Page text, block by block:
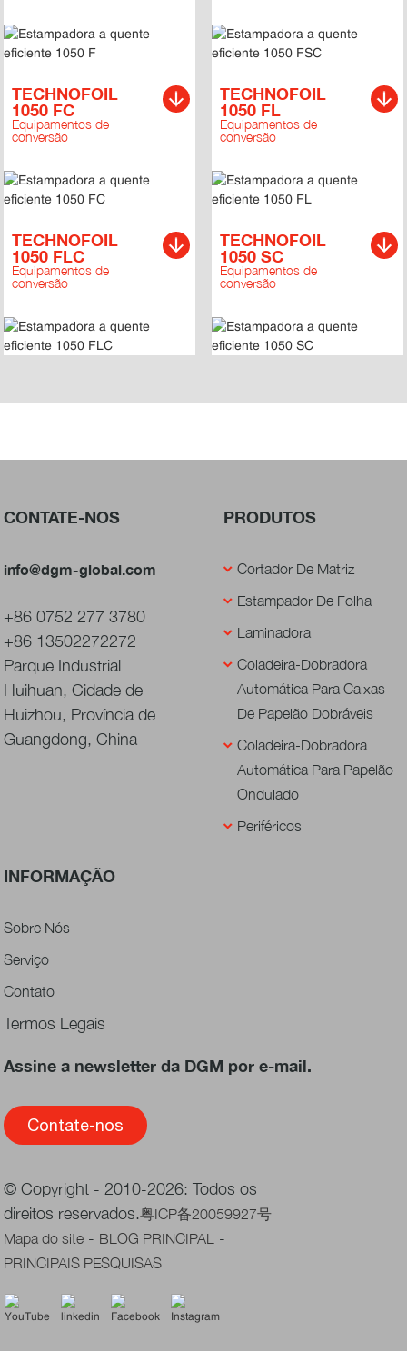
TECHNOFOIL
1050 FC
Equipamentos de
conversão
TECHNOFOIL
1050 FL
Equipamentos de
conversão
TECHNOFOIL
1050 FLC
Equipamentos de
conversão
TECHNOFOIL
1050 SC
Equipamentos de
conversão
CONTATE-NOS
info@dgm-global.com
+86 0752 277 3780
+86 13502272272
Parque Industrial
Huihuan, Cidade de
Huizhou, Província de
Guangdong, China
PRODUTOS
Cortador De Matriz
Estampador De Folha
Laminadora
Coladeira-Dobradora
Automática Para Caixas
De Papelão Dobráveis
Coladeira-Dobradora
Automática Para Papelão
Ondulado
Periféricos
INFORMAÇÃO
Sobre Nós
Serviço
Contato
Termos Legais
Assine a newsletter da DGM por e-mail.
Contate-nos
© Copyright - 2010-2026: Todos os
direitos reservados.粤ICP备20059927号
Mapa do site - BLOG PRINCIPAL -
PRINCIPAIS PESQUISAS